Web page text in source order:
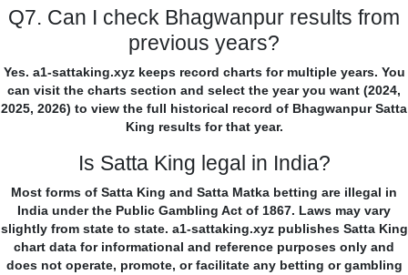
Q7. Can I check Bhagwanpur results from
previous years?
Yes. a1-sattaking.xyz keeps record charts for multiple years. You
can visit the charts section and select the year you want (2024,
2025, 2026) to view the full historical record of Bhagwanpur Satta
King results for that year.
Is Satta King legal in India?
Most forms of Satta King and Satta Matka betting are illegal in
India under the Public Gambling Act of 1867. Laws may vary
slightly from state to state. a1-sattaking.xyz publishes Satta King
chart data for informational and reference purposes only and
does not operate, promote, or facilitate any betting or gambling